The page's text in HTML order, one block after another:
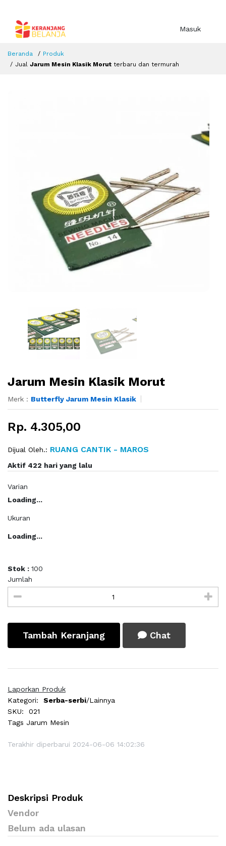
Masuk
Beranda
Produk
Jual Jarum Mesin Klasik Morut terbaru dan termurah
Jarum Mesin Klasik Morut
Merk : Butterfly Jarum Mesin Klasik
Rp. 4.305,00
Dijual Oleh.: RUANG CANTIK - MAROS
Aktif 422 hari yang lalu
Varian
Loading...
Ukuran
Loading...
Stok : 100
Jumlah
Tambah Keranjang Chat
Laporkan Produk
Kategori:
Serba-serbi/Lainnya
SKU:
021
Tags Jarum Mesin
Terakhir diperbarui 2024-06-06 14:02:36
Deskripsi Produk
Vendor
Belum ada ulasan